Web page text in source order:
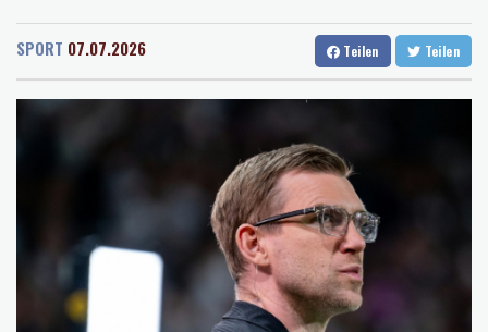
Dresden
Wien
30 °C
Baden-Baden
28 °C
Lionel Messi trauert um seinen Vater
Absturz von Ultraleichtflugzeug: 72-jähriger Pilot stirbt in Baden-
Württemberg
Selenskyj warnt in Belgrad vor Folgen russischer Angriffe für
den Winter
Drohnen über Bundeswehrstandort in Nordrhein-Westfalen
Ungarns Regierungspartei nominiert Ex-Gerichtspräsidenten
Baka als Staatschef
Schwimm-EM: Halbisch winkt und springt zu Bronze
SPORT 07.07.2026 Teilen Teilen